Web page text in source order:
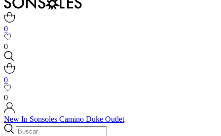
0
0
0
0
New In Sonsoles Camino Duke Outlet